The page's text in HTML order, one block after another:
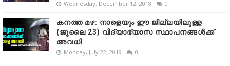
Wednesday, December 12, 2018 0
കനത്ത മഴ: നാളെയും ഈ ജില്ലയിലുള്ള
(ജൂലൈ 23) വിദ്യാഭ്യാസ സ്ഥാപനങ്ങൾക്ക്
അവധി
Monday, July 22, 2019 0